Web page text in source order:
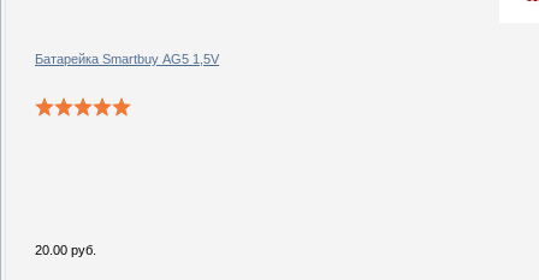
Батарейка Smartbuy AG5 1,5V
20.00 руб.